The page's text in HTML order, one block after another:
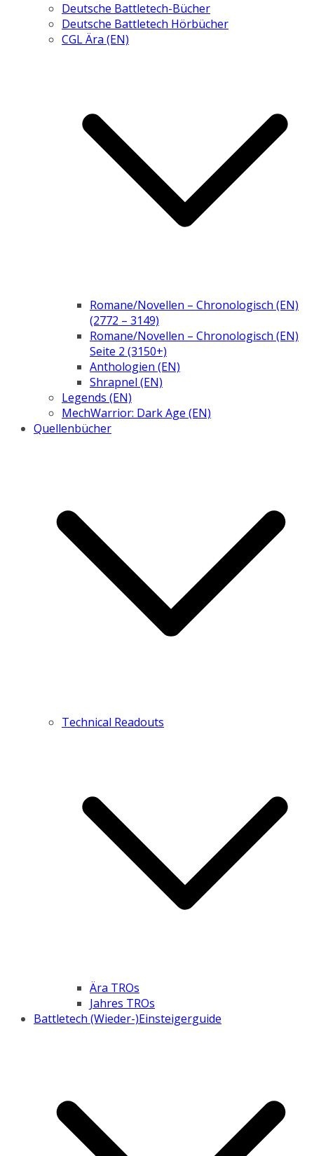
Deutsche Battletech-Bücher
Deutsche Battletech Hörbücher
CGL Ära (EN)
Romane/Novellen – Chronologisch (EN)
(2772 – 3149)
Romane/Novellen – Chronologisch (EN)
Seite 2 (3150+)
Anthologien (EN)
Shrapnel (EN)
Legends (EN)
MechWarrior: Dark Age (EN)
Quellenbücher
Technical Readouts
Ära TROs
Jahres TROs
Battletech (Wieder-)Einsteigerguide